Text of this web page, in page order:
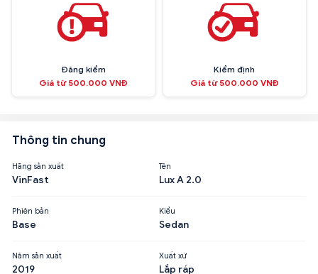
Đăng kiểm
Giá từ 500.000 VNĐ
Kiểm định
Giá từ 500.000 VNĐ
Thông tin chung
Hãng sản xuất
VinFast
Tên
Lux A 2.0
Phiên bản
Base
Kiểu
Sedan
Năm sản xuất
2019
Xuất xứ
Lắp ráp